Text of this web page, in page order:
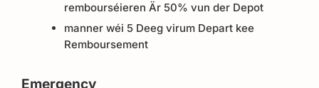
rembourséieren Är 50% vun der Depot
manner wéi 5 Deeg virum Depart kee
Remboursement
Emergency